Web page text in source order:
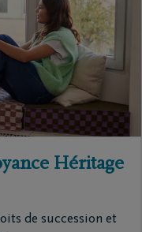
Héritage
de succession et